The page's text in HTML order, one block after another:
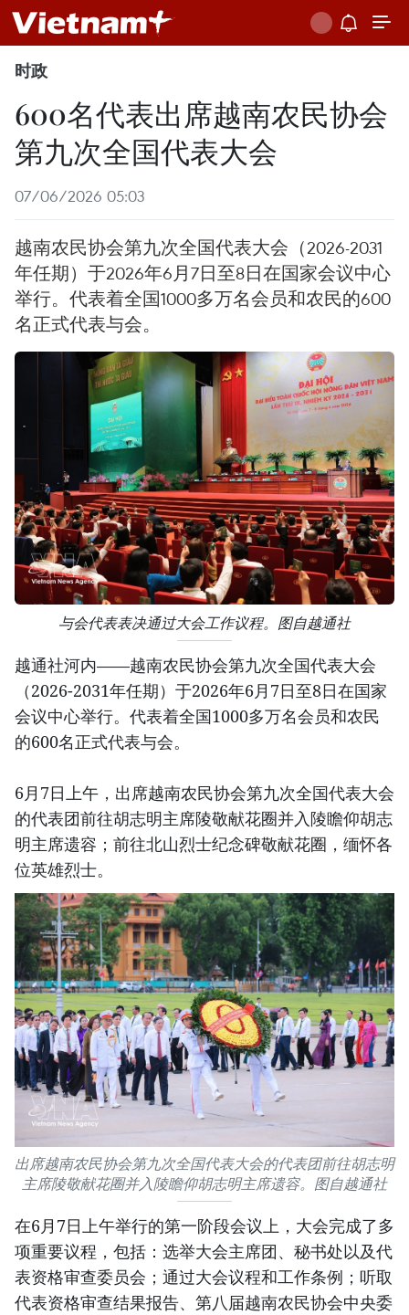
时政
600名代表出席越南农民协会
第九次全国代表大会
07/06/2026 05:03
越南农民协会第九次全国代表大会（2026-2031
年任期）于2026年6月7日至8日在国家会议中心
举行。代表着全国1000多万名会员和农民的600
名正式代表与会。
与会代表表决通过大会工作议程。图自越通社
越通社河内——越南农民协会第九次全国代表大会
（2026-2031年任期）于2026年6月7日至8日在国家
会议中心举行。代表着全国1000多万名会员和农民
的600名正式代表与会。
6月7日上午，出席越南农民协会第九次全国代表大会
的代表团前往胡志明主席陵敬献花圈并入陵瞻仰胡志
明主席遗容；前往北山烈士纪念碑敬献花圈，缅怀各
位英雄烈士。
出席越南农民协会第九次全国代表大会的代表团前往胡志明
主席陵敬献花圈并入陵瞻仰胡志明主席遗容。图自越通社
在6月7日上午举行的第一阶段会议上，大会完成了多
项重要议程，包括：选举大会主席团、秘书处以及代
表资格审查委员会；通过大会议程和工作条例；听取
代表资格审查结果报告、第八届越南农民协会中央委